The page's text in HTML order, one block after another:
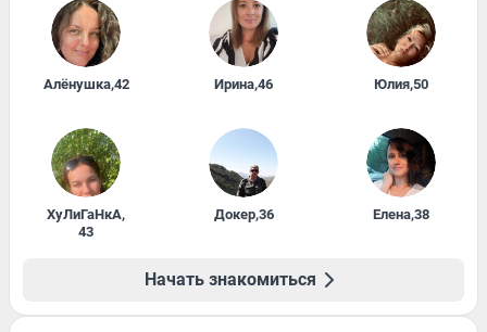
Алёнушка,42 Ирина,46 Юлия,50
ХуЛиГаНкА,
43
Докер,36 Елена,38
Начать знакомиться